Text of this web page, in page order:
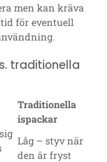
men kan kräva
för eventuell
traditionella
Traditionella
ispackar
Låg – styv när
den är fryst